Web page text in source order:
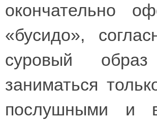
окончательно
«бусидо»,
суровый
заниматься
послушными и